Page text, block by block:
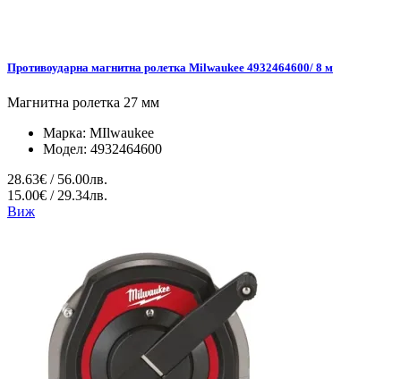
Противоударна магнитна ролетка Milwaukee 4932464600/ 8 м
Магнитна ролетка 27 мм
Марка: MIlwaukee
Модел: 4932464600
28.63€ / 56.00лв.
15.00€ / 29.34лв.
Виж